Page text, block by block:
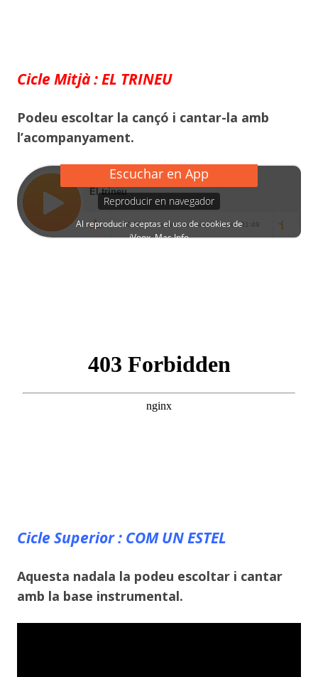
Cicle Mitjà : EL TRINEU
Podeu escoltar la cançó i cantar-la amb
l’acompanyament.
Cicle Superior : COM UN ESTEL
Aquesta nadala la podeu escoltar i cantar
amb la base instrumental.